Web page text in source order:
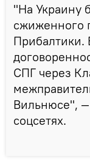
"На Украину
сжиженного
Прибалтики.
СПГ через
Вильнюсе",
соцсетях.